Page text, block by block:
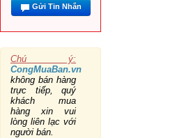
Gửi Tin Nhắn
Chú ý:
CongMuaBan.vn
không bán hàng
trực tiếp, quý
khách mua
hàng xin vui
lòng liên lạc với
người bán.